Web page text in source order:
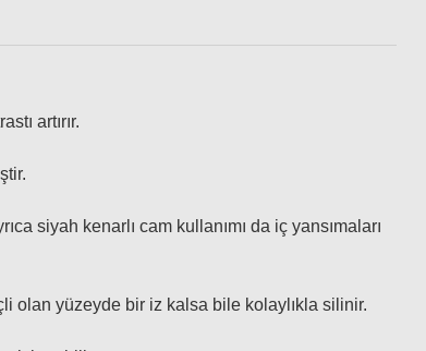
artırır.
siyah kenarlı cam kullanımı da iç yansımaları
olan yüzeyde bir iz kalsa bile kolaylıkla silinir.